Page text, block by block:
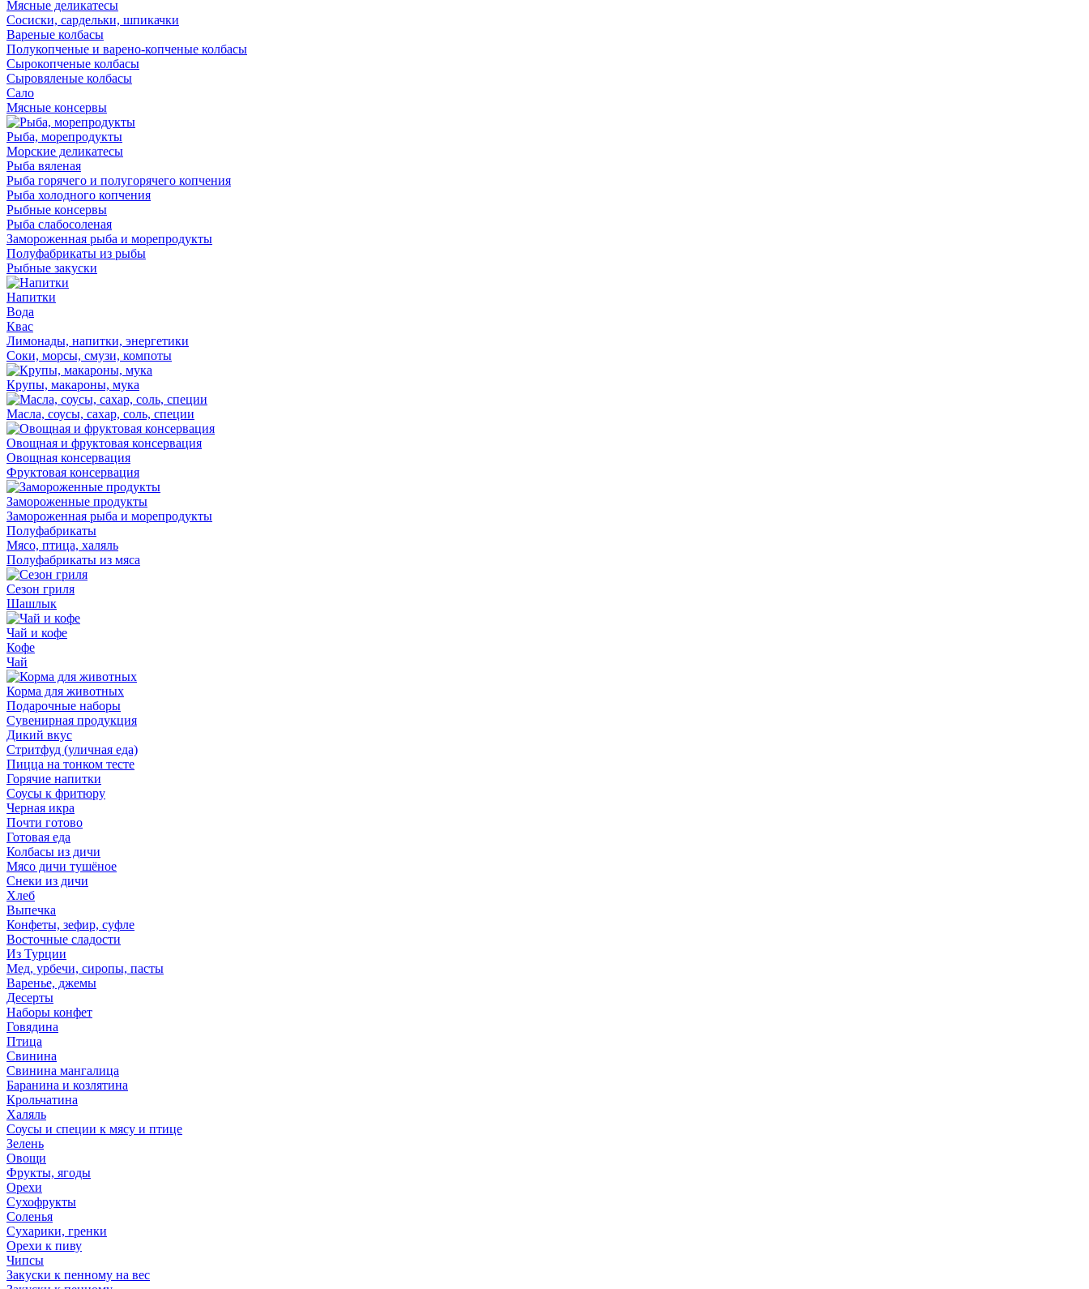
Мясные деликатесы
Сосиски, сардельки, шпикачки
Вареные колбасы
Полукопченые и варено-копченые колбасы
Сырокопченые колбасы
Сыровяленые колбасы
Сало
Мясные консервы
Рыба, морепродукты
Морские деликатесы
Рыба вяленая
Рыба горячего и полугорячего копчения
Рыба холодного копчения
Рыбные консервы
Рыба слабосоленая
Замороженная рыба и морепродукты
Полуфабрикаты из рыбы
Рыбные закуски
Напитки
Вода
Квас
Лимонады, напитки, энергетики
Соки, морсы, смузи, компоты
Крупы, макароны, мука
Масла, соусы, сахар, соль, специи
Овощная и фруктовая консервация
Овощная консервация
Фруктовая консервация
Замороженные продукты
Замороженная рыба и морепродукты
Полуфабрикаты
Мясо, птица, халяль
Полуфабрикаты из мяса
Сезон гриля
Шашлык
Чай и кофе
Кофе
Чай
Корма для животных
Подарочные наборы
Сувенирная продукция
Дикий вкус
Стритфуд (уличная еда)
Пицца на тонком тесте
Горячие напитки
Соусы к фритюру
Черная икра
Почти готово
Готовая еда
Колбасы из дичи
Мясо дичи тушёное
Снеки из дичи
Хлеб
Выпечка
Конфеты, зефир, суфле
Восточные сладости
Из Турции
Мед, урбечи, сиропы, пасты
Варенье, джемы
Десерты
Наборы конфет
Говядина
Птица
Свинина
Свинина мангалица
Баранина и козлятина
Крольчатина
Халяль
Соусы и специи к мясу и птице
Зелень
Овощи
Фрукты, ягоды
Орехи
Сухофрукты
Соленья
Сухарики, гренки
Орехи к пиву
Чипсы
Закуски к пенному на вес